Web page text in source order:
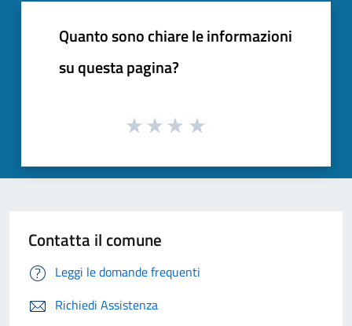
Quanto sono chiare le informazioni
su questa pagina?
Contatta il comune
Leggi le domande frequenti
Richiedi Assistenza